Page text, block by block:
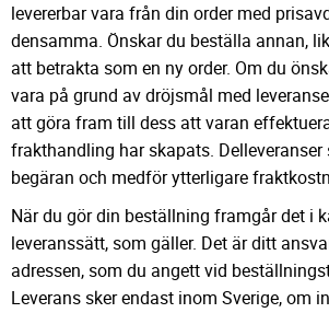
levererbar vara från din order med
densamma. Önskar du beställa annan,
att betrakta som en ny order. Om du
vara på grund av dröjsmål med
att göra fram till dess att varan
frakthandling har skapats. Delleveranser
begäran och medför ytterligare
När du gör din beställning framgår det i
leveranssätt, som gäller. Det är ditt
adressen, som du angett vid
Leverans sker endast inom Sverige, om